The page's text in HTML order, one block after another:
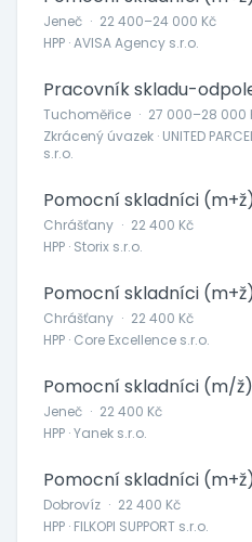
Jeneč · 22 400–24 000 Kč
HPP · AVISA Agency s.r.o.
Pracovník skladu-
Tuchoměřice · 27 000–28 000
Zkrácený úvazek · UNITED
s.r.o.
Pomocní skladníci
Chrášťany · 22 400 Kč
HPP · Storix s.r.o.
Pomocní skladníci
Chrášťany · 22 400 Kč
HPP · Core Excellence s.r.o.
Pomocní skladníci (m/ž)
Jeneč · 22 400 Kč
HPP · Yanek s.r.o.
Pomocní skladníci
Dobrovíz · 22 400 Kč
HPP · FILKOPI SUPPORT s.r.o.